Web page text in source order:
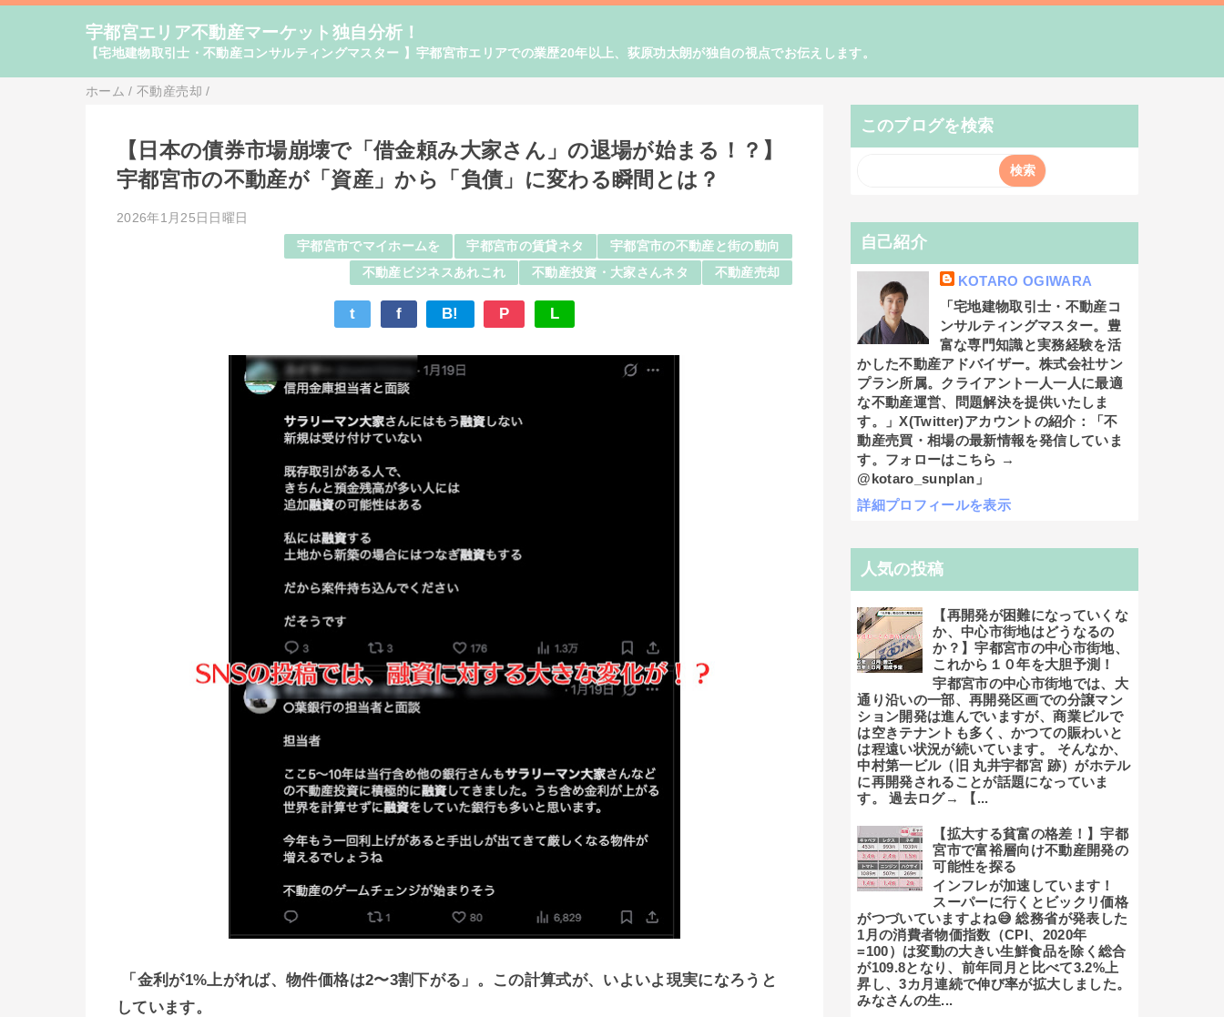
宇都宮エリア不動産マーケット独自分析！
【宅地建物取引士・不動産コンサルティングマスター 】宇都宮市エリアでの業歴20年以上、荻原功太朗が独自の視点でお伝えします。
ホーム /不動産売却 /
【日本の債券市場崩壊で「借金頼み大家さん」の退場が始まる！？】
宇都宮市の不動産が「資産」から「負債」に変わる瞬間とは？
2026年1月25日日曜日
宇都宮市でマイホームを 宇都宮市の賃貸ネタ
宇都宮市の不動産と街の動向
不動産ビジネスあれこれ
不動産投資・大家さんネタ 不動産売却
t f B! P L
「金利が1%上がれば、物件価格は2〜3割下がる」。この計算式が、いよいよ現実になろうと
しています。
このブログを検索
自己紹介
KOTARO OGIWARA
「宅地建物取引士・不動産コ
ンサルティングマスター。豊
富な専門知識と実務経験を活
かした不動産アドバイザー。株式会社サン
プラン所属。クライアント一人一人に最適
な不動産運営、問題解決を提供いたしま
す。」X(Twitter)アカウントの紹介：「不
動産売買・相場の最新情報を発信していま
す。フォローはこちら →
@kotaro_sunplan」
詳細プロフィールを表示
人気の投稿
【再開発が困難になっていくな
か、中心市街地はどうなるの
か？】宇都宮市の中心市街地、
これから１０年を大胆予測！
宇都宮市の中心市街地では、大
通り沿いの一部、再開発区画での分譲マン
ション開発は進んでいますが、商業ビルで
は空きテナントも多く、かつての賑わいと
は程遠い状況が続いています。 そんなか、
中村第一ビル（旧 丸井宇都宮 跡）がホテル
に再開発されることが話題になっていま
す。 過去ログ→ 【...
【拡大する貧富の格差！】宇都
宮市で富裕層向け不動産開発の
可能性を探る
インフレが加速しています！
スーパーに行くとビックリ価格
がつづいていますよね😅 総務省が発表した
1月の消費者物価指数（CPI、2020年
=100）は変動の大きい生鮮食品を除く総合
が109.8となり、前年同月と比べて3.2%上
昇し、3カ月連続で伸び率が拡大しました。
みなさんの生...